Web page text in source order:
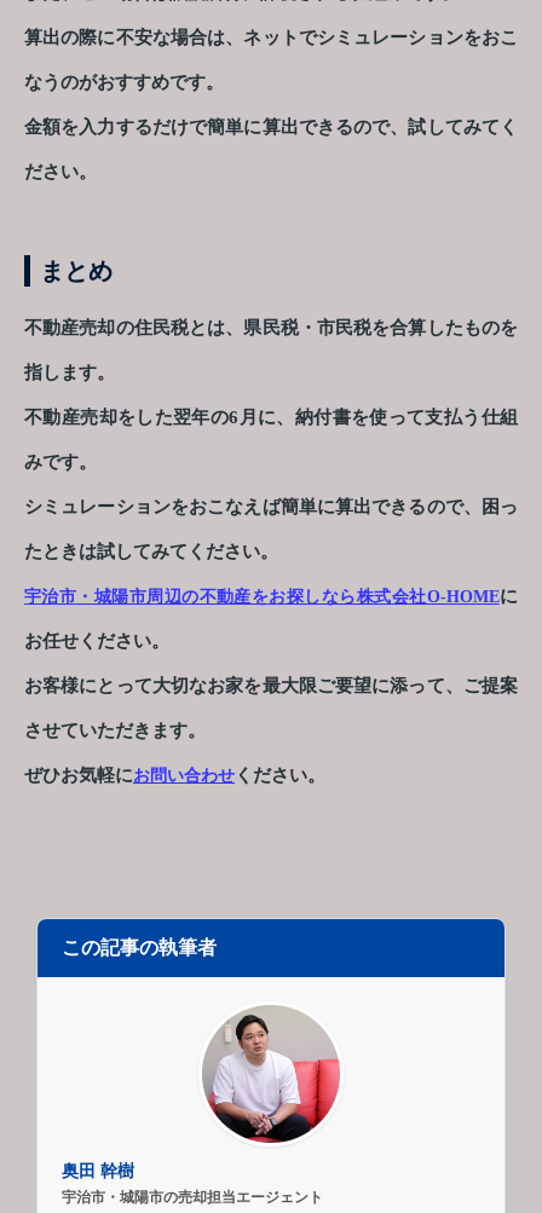
算出の際に不安な場合は、ネットでシミュレーションをおこ
なうのがおすすめです。
金額を入力するだけで簡単に算出できるので、試してみてく
ださい。
まとめ
不動産売却の住民税とは、県民税・市民税を合算したものを
指します。
不動産売却をした翌年の6月に、納付書を使って支払う仕組
みです。
シミュレーションをおこなえば簡単に算出できるので、困っ
たときは試してみてください。
宇治市・城陽市周辺の不動産をお探しなら株式会社O-HOMEに
お任せください。
お客様にとって大切なお家を最大限ご要望に添って、ご提案
させていただきます。
ぜひお気軽にお問い合わせ ください。
この記事の執筆者
奥田 幹樹
宇治市・城陽市の売却担当エージェント